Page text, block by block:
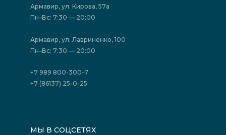
Фотогалерея
Политика конфиденциальности
Акции
Акции
Отзывы
Государственные программы
Юридическим лицам
Армавир, ул. Кирова, 57а
Пн–Вс: 7:30 — 20:00
Армавир, ул. Лавриненко, 100
Пн–Вс: 7:30 — 20:00
+7 989 800-300-7
+7 (86137) 25-0-25
МЫ В СОЦСЕТЯХ